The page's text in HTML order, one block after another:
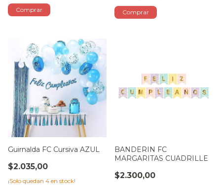
Guirnalda FC Cursiva AZUL
$2.035,00
¡Solo quedan 4 en stock!
BANDERIN FC
MARGARITAS CUADRILLE
$2.300,00